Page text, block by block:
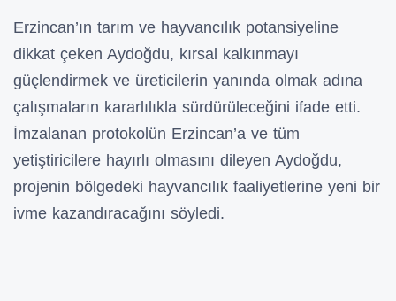
Erzincan’ın tarım ve hayvancılık potansiyeline
dikkat çeken Aydoğdu, kırsal kalkınmayı
güçlendirmek ve üreticilerin yanında olmak adına
çalışmaların kararlılıkla sürdürüleceğini ifade etti.
İmzalanan protokolün Erzincan’a ve tüm
yetiştiricilere hayırlı olmasını dileyen Aydoğdu,
projenin bölgedeki hayvancılık faaliyetlerine yeni bir
ivme kazandıracağını söyledi.